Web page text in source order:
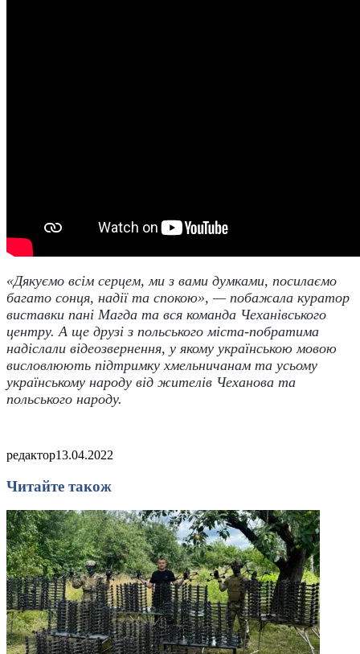
«Дякуємо всім серцем, ми з вами думками, посилаємо
багато сонця, надії та спокою», — побажала куратор
виставки пані Магда та вся команда Чеханівського
центру. А ще друзі з польського міста-побратима
надіслали відеозвернення, у якому українською мовою
висловлюють підтримку хмельничанам та усьому
українському народу від жителів Чеханова та
польського народу.
редактор13.04.2022
Читайте також